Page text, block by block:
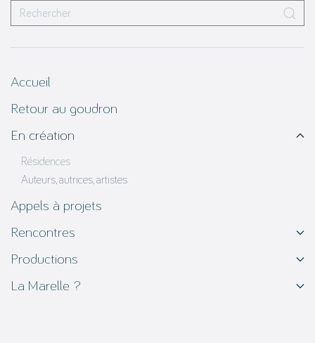
Accueil
Retour au goudron
En création
Résidences
Auteurs, autrices, artistes
Appels à projets
Rencontres
Productions
La Marelle ?